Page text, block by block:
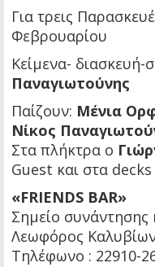
Για τρεις
Φεβρουαρίου
Κείμενα- διασκευή-
Παναγιωτούνης
Παίζουν: Μένια
Νίκος
Στα πλήκτρα ο
Guest και στα
«FRIENDS BAR»
Σημείο συνάντησης
Λεωφόρος
Τηλέφωνο : 22910-